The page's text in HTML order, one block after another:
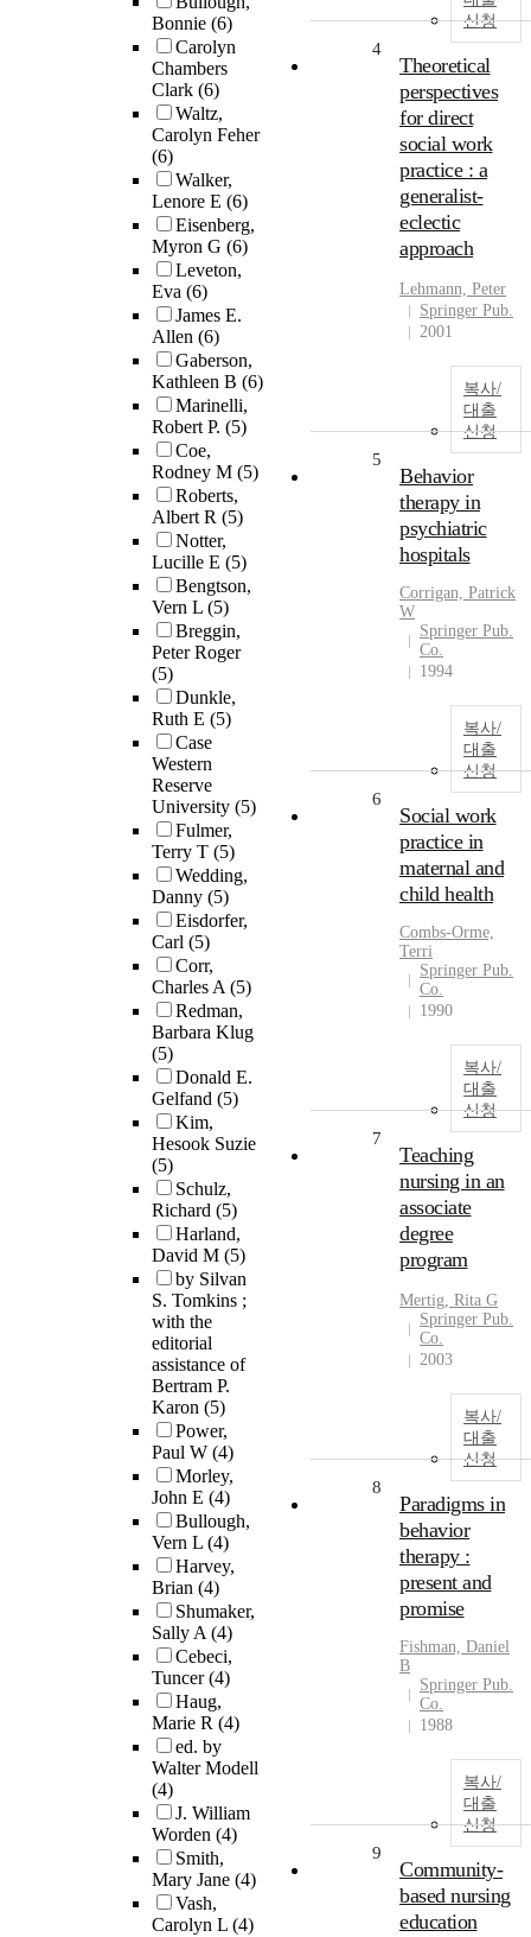
Bonnie (6)
Carolyn
Chambers
Clark (6)
Waltz,
Carolyn Feher
(6)
Walker,
Lenore E (6)
Eisenberg,
Myron G (6)
Leveton,
Eva (6)
James E.
Allen (6)
Gaberson,
Kathleen B (6)
Marinelli,
Robert P. (5)
Coe,
Rodney M (5)
Roberts,
Albert R (5)
Notter,
Lucille E (5)
Bengtson,
Vern L (5)
Breggin,
Peter Roger
(5)
Dunkle,
Ruth E (5)
Case
Western
Reserve
University (5)
Fulmer,
Terry T (5)
Wedding,
Danny (5)
Eisdorfer,
Carl (5)
Corr,
Charles A(5)
Redman,
Barbara Klug
(5)
Donald E.
Gelfand (5)
Kim,
Hesook Suzie
(5)
Schulz,
Richard (5)
Harland,
David M (5)
by Silvan
S. Tomkins ;
with the
editorial
assistance of
Bertram P.
Karon (5)
Power,
Paul W (4)
Morley,
John E (4)
Bullough,
Vern L (4)
Harvey,
Brian (4)
Shumaker,
Sally A(4)
Cebeci,
Tuncer(4)
Haug,
Marie R (4)
ed. by
Walter Modell
(4)
J. William
Worden (4)
Smith,
Mary Jane (4)
Vash,
Carolyn L (4)
신청
4
Theoretical
perspectives
for direct
social work
practice : a
generalist-
eclectic
approach
Lehmann, Peter
Springer Pub.
2001
복사/
대출
신청
5
Behavior
therapy in
psychiatric
hospitals
Corrigan, Patrick
W
Springer Pub.
Co.
1994
복사/
대출
신청
6
Social work
practice in
maternal and
child health
Combs-Orme,
Terri
Springer Pub.
Co.
1990
복사/
대출
신청
7
Teaching
nursing in an
associate
degree
program
Mertig, Rita G
Springer Pub.
Co.
2003
복사/
대출
신청
8
Paradigms in
behavior
therapy :
present and
promise
Fishman, Daniel
B
Springer Pub.
Co.
1988
복사/
대출
신청
9
Community-
based nursing
education